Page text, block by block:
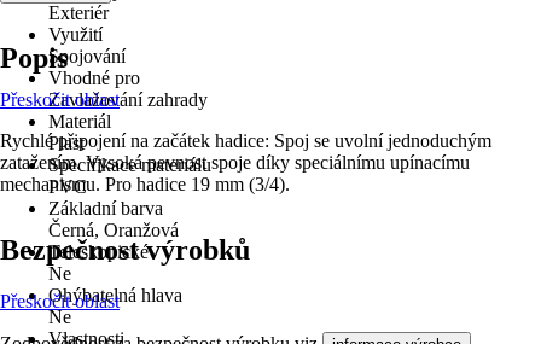
Exteriér
Využití
Spojování
Vhodné pro
Zavlažování zahrady
Materiál
Plast
Specifikace materiálu
PVC
Základní barva
Černá, Oranžová
Teleskopické
Ne
Ohýbatelná hlava
Ne
Vlastnosti
Popis
Přeskočit oblast
Rychlé připojení na začátek hadice: Spoj se uvolní jednoduchým
zatažením. Vysoká pevnost spoje díky speciálnímu upínacímu
mechanismu. Pro hadice 19 mm (3/4).
Bezpečnost výrobků
Přeskočit oblast